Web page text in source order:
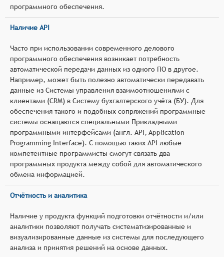
программного обеспечения.
Наличие API
Часто при использовании современного делового
программного обеспечения возникает потребность
автоматической передачи данных из одного ПО в другое.
Например, может быть полезно автоматически передавать
данные из Системы управления взаимоотношениями с
клиентами (CRM) в Систему бухгалтерского учёта (БУ). Для
обеспечения такого и подобных сопряжений программные
системы оснащаются специальными Прикладными
программными интерфейсами (англ. API, Application
Programming Interface). С помощью таких API любые
компетентные программисты смогут связать два
программных продукта между собой для автоматического
обмена информацией.
Отчётность и аналитика
Наличие у продукта функций подготовки отчётности и/или
аналитики позволяют получать систематизированные и
визуализированные данные из системы для последующего
анализа и принятия решений на основе данных.